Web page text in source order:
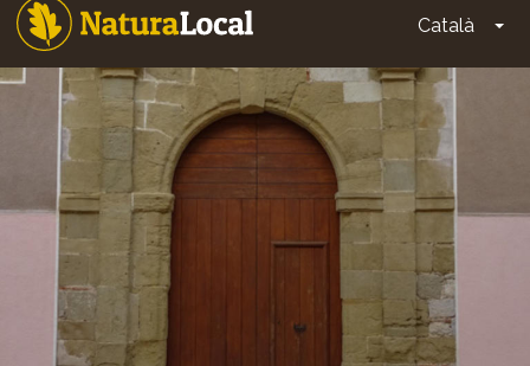
Català
Main
navigation